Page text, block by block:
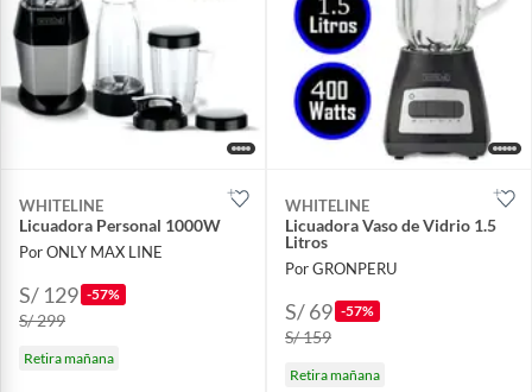
WHITELINE
Licuadora Personal 1000W
Por ONLY MAX LINE
S/ 129 -57%
S/ 299
Retira mañana
WHITELINE
Licuadora Vaso de Vidrio 1.5
Litros
Por GRONPERU
S/ 69 -57%
S/ 159
Retira mañana